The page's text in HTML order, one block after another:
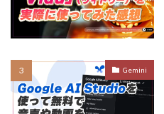
Gemini